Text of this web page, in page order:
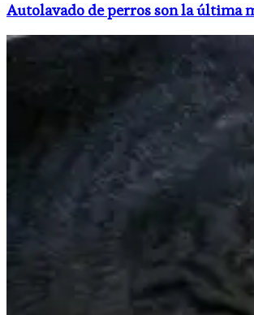
Autolavado de perros son la última